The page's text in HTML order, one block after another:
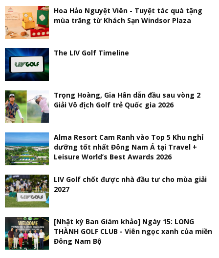
Hoa Hảo Nguyệt Viên - Tuyệt tác quà tặng
mùa trăng từ Khách Sạn Windsor Plaza
The LIV Golf Timeline
Trọng Hoàng, Gia Hân dẫn đầu sau vòng 2
Giải Vô địch Golf trẻ Quốc gia 2026
Alma Resort Cam Ranh vào Top 5 Khu nghỉ
dưỡng tốt nhất Đông Nam Á tại Travel +
Leisure World’s Best Awards 2026
LIV Golf chốt được nhà đầu tư cho mùa giải
2027
[Nhật ký Ban Giám khảo] Ngày 15: LONG
THÀNH GOLF CLUB - Viên ngọc xanh của miền
Đông Nam Bộ